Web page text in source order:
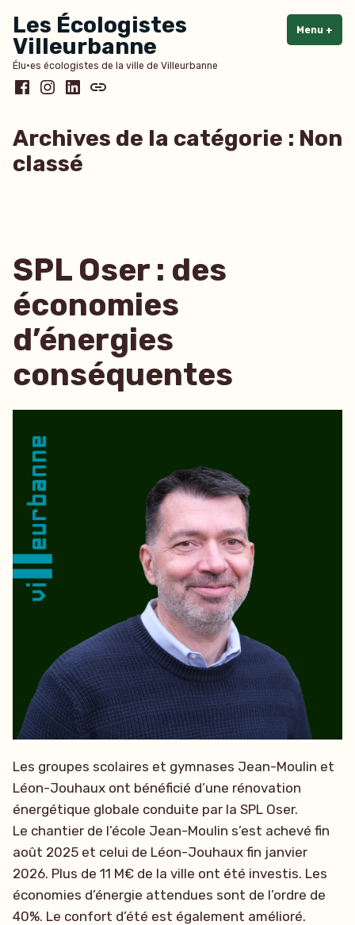
au
contenu
Les Écologistes
Villeurbanne
Élu·es écologistes de la ville de Villeurbanne
Menu +
Facebook
Instagram
LinkedInBluesky
Archives de la catégorie : Non
classé
SPL Oser : des
économies
d’énergies
conséquentes
Les groupes scolaires et gymnases Jean-Moulin et
Léon-Jouhaux ont bénéficié d’une rénovation
énergétique globale conduite par la SPL Oser.
Le chantier de l’école Jean-Moulin s’est achevé fin
août 2025 et celui de Léon-Jouhaux fin janvier
2026. Plus de 11 M€ de la ville ont été investis. Les
économies d’énergie attendues sont de l’ordre de
40%. Le confort d’été est également amélioré.